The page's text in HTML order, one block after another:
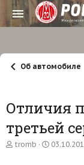
Об автомобиле
Отличия
третьей
Аtromb
Д